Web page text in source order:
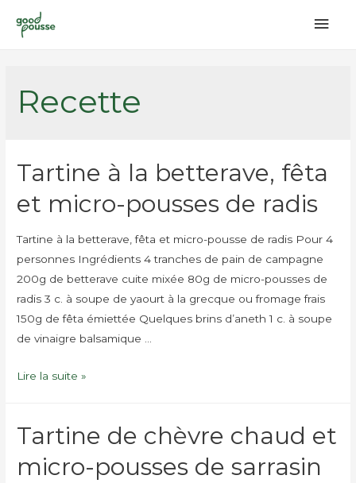
Recette
Tartine à la betterave, fêta
et micro-pousses de radis
Tartine à la betterave, fêta et micro-pousse de radis Pour 4
personnes Ingrédients 4 tranches de pain de campagne
200g de betterave cuite mixée 80g de micro-pousses de
radis 3 c. à soupe de yaourt à la grecque ou fromage frais
150g de fêta émiettée Quelques brins d’aneth 1 c. à soupe
de vinaigre balsamique …
Tartine
betterave,
et
Lire la suite »
Tartine de chèvre chaud et
micro-pousses de sarrasin